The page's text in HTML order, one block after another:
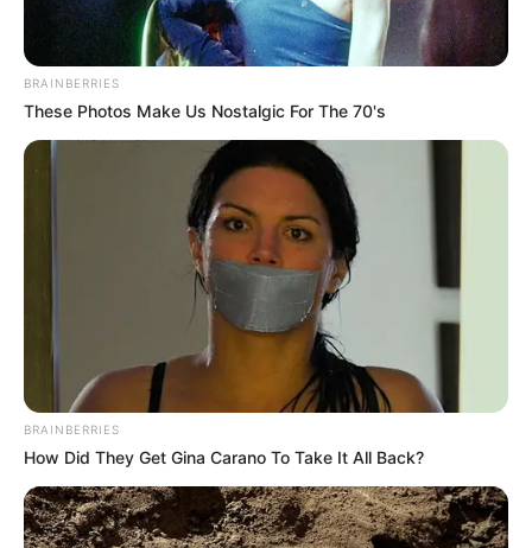
BRAINBERRIES
These Photos Make Us Nostalgic For The 70's
BRAINBERRIES
How Did They Get Gina Carano To Take It All Back?